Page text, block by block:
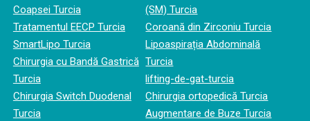
Coapsei Turcia
Tratamentul EECP Turcia
SmartLipo Turcia
Chirurgia cu Bandă Gastrică
Turcia
Chirurgia Switch Duodenal
Turcia
(SM) Turcia
Coroană din Zirconiu Turcia
Lipoaspirația Abdominală
Turcia
lifting-de-gat-turcia
Chirurgia ortopedică Turcia
Augmentare de Buze Turcia